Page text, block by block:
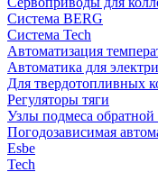
Система BERG
Система Tech
Автоматизация
Автоматика для
Для твердотопливных
Регуляторы тяги
Узлы подмеса
Погодозависимая
Esbe
Tech